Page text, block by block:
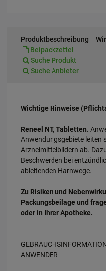
Produktbeschreibung
Beipackzettel
Suche Produkt
Suche Anbieter
Wichtige Hinweise
Reneel NT, Tabletten.
Anwendungsgebiete leiten
Arzneimittelbildern ab.
Beschwerden bei
ableitenden Harnwege.
Zu Risiken und
Packungsbeilage und
oder in Ihrer Apotheke.
ANWENDER